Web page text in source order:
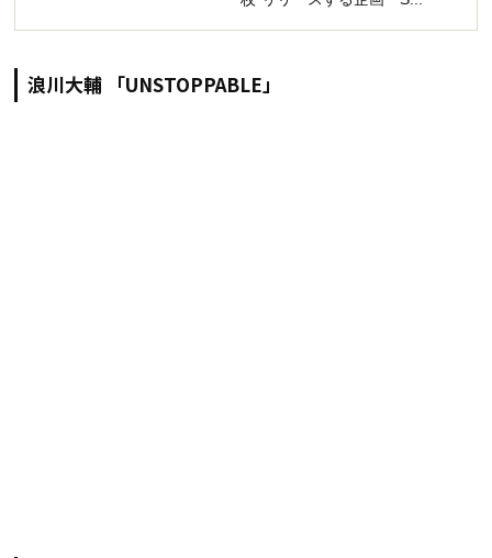
浪川大輔 「UNSTOPPABLE」